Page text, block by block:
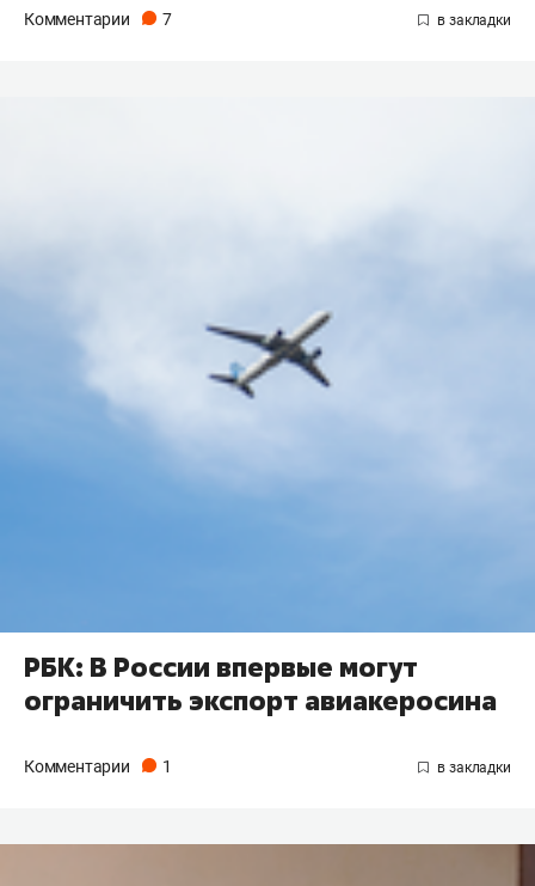
Комментарии 7
РБК: В России впервые могут
ограничить экспорт авиакеросина
Комментарии 1